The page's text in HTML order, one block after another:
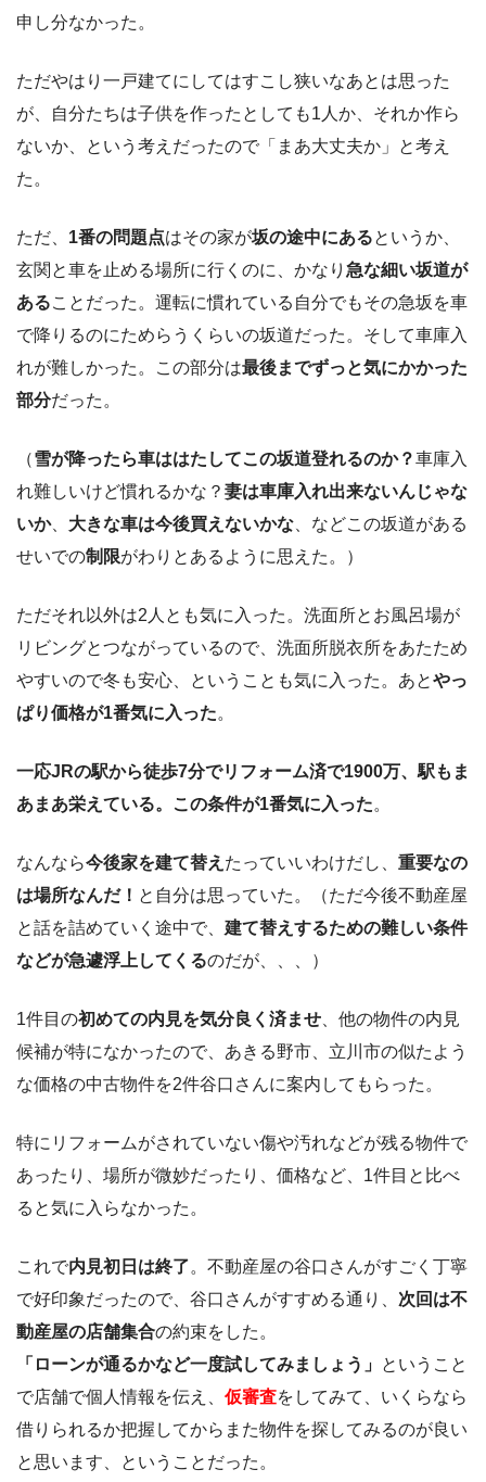
申し分なかった。
ただやはり一戸建てにしてはすこし狭いなあとは思った
が、自分たちは子供を作ったとしても1人か、それか作ら
ないか、という考えだったので「まあ大丈夫か」と考え
た。
ただ、 1番の問題点はその家が坂の途中にあるというか、
玄関と車を止める場所に行くのに、かなり 急な細い坂道が
あることだった。運転に慣れている自分でもその急坂を車
で降りるのにためらうくらいの坂道だった。そして車庫入
れが難しかった。この部分は最後までずっと気にかかった
部分だった。
（雪が降ったら車ははたしてこの坂道登れるのか？車庫入
れ難しいけど慣れるかな？ 妻は車庫入れ出来ないんじゃな
いか、 大きな車は今後買えないかな 、などこの坂道がある
せいでの制限がわりとあるように思えた。）
ただそれ以外は2人とも気に入った。洗面所とお風呂場が
リビングとつながっているので、洗面所脱衣所をあたため
やすいので冬も安心、ということも気に入った。あとやっ
ぱり価格が1番気に入った。
一応JRの駅から徒歩7分でリフォーム済で1900万、駅もま
あまあ栄えている。この条件が1番気に入った。
なんなら今後家を建て替え たっていいわけだし、 重要なの
は場所なんだ！ と自分は思っていた。（ただ今後不動産屋
と話を詰めていく途中で、 建て替えするための難しい条件
などが急遽浮上してくるのだが、、、）
1件目の初めての内見を気分良く済ませ 、他の物件の内見
候補が特になかったので、あきる野市、立川市の似たよう
な価格の中古物件を2件谷口さんに案内してもらった。
特にリフォームがされていない傷や汚れなどが残る物件で
あったり、場所が微妙だったり、価格など、1件目と比べ
ると気に入らなかった。
これで内見初日は終了。不動産屋の谷口さんがすごく丁寧
で好印象だったので、谷口さんがすすめる通り、 次回は不
動産屋の店舗集合の約束をした。
「ローンが通るかなど一度試してみましょう」 ということ
で店舗で個人情報を伝え、 仮審査をしてみて、いくらなら
借りられるか把握してからまた物件を探してみるのが良い
と思います、ということだった。